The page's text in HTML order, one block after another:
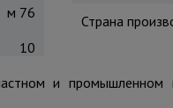
м 76
10
Страна
и промышленном